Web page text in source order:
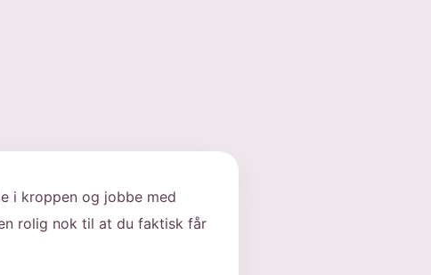
i kroppen og jobbe med
rolig nok til at du faktisk får